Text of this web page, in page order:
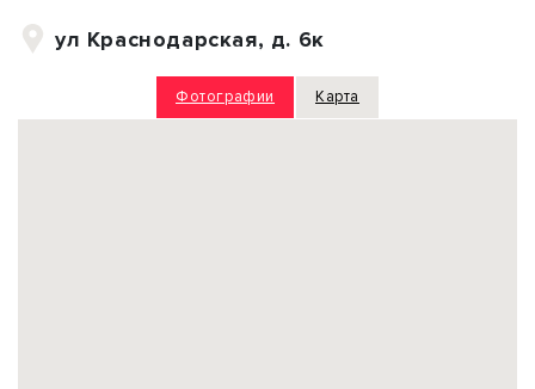
ул Краснодарская, д. 6к
Фотографии Карта